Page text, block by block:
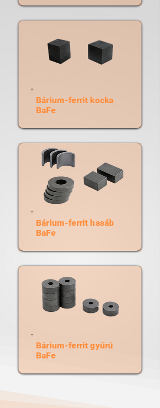
Bárium-ferrit kocka
BaFe
Bárium-ferrit hasáb
BaFe
Bárium-ferrit gyűrű
BaFe